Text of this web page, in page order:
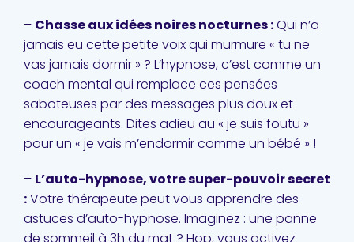
– Chasse aux idées noires nocturnes :Qui n’a
jamais eu cette petite voix qui murmure « tu ne
vas jamais dormir » ? L’hypnose, c’est comme un
coach mental qui remplace ces pensées
saboteuses par des messages plus doux et
encourageants. Dites adieu au « je suis foutu »
pour un « je vais m’endormir comme un bébé » !
– L’auto-hypnose, votre super-pouvoir secret
:Votre thérapeute peut vous apprendre des
astuces d’auto-hypnose. Imaginez : une panne